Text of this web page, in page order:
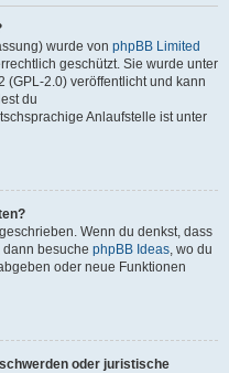
wurde von phpBB Limited
geschützt. Sie wurde unter
(GPL-2.0) veröffentlicht und kann
du
Anlaufstelle ist unter
Wenn du denkst, dass
besuche phpBB Ideas, wo du
oder neue Funktionen
oder juristische